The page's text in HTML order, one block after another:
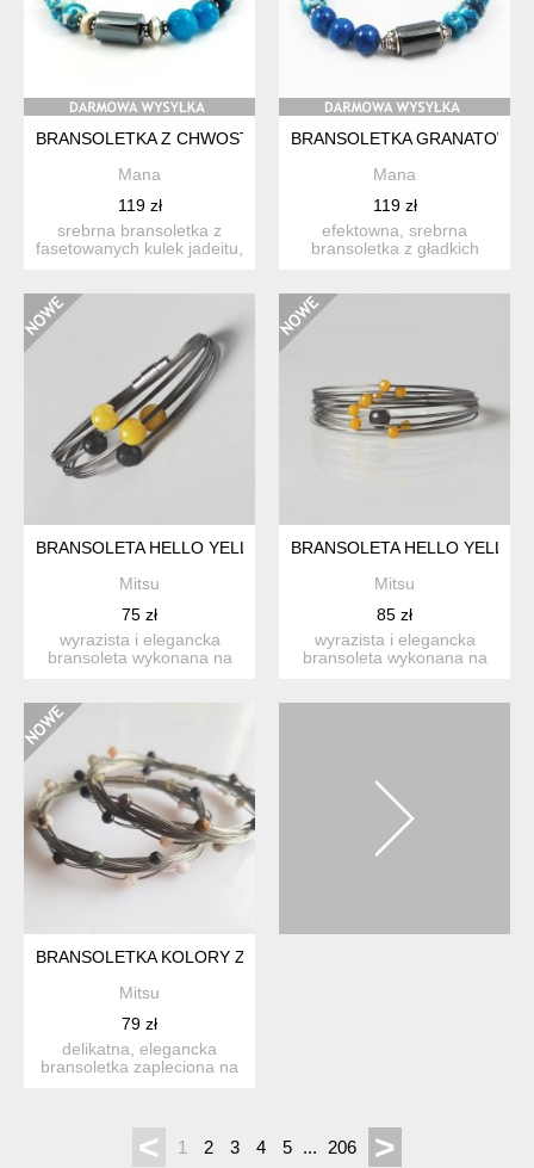
BRANSOLETKA Z CHWOSTEM
Mana
119 zł
srebrna bransoletka z
fasetowanych kulek jadeitu,
BRANSOLETKA GRANATOWA
Mana
119 zł
efektowna, srebrna
bransoletka z gładkich
BRANSOLETA HELLO YELLOW
Mitsu
75 zł
wyrazista i elegancka
bransoleta wykonana na
BRANSOLETA HELLO
Mitsu
85 zł
wyrazista i elegancka
bransoleta wykonana na
BRANSOLETKA KOLORY ZIEMI
Mitsu
79 zł
delikatna, elegancka
bransoletka zapleciona na
< 1 2 3 4 5 ... 206 >